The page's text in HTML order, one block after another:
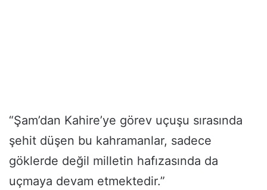
“Şam’dan Kahire’ye görev uçuşu sırasında
şehit düşen bu kahramanlar, sadece
göklerde değil milletin hafızasında da
uçmaya devam etmektedir.”